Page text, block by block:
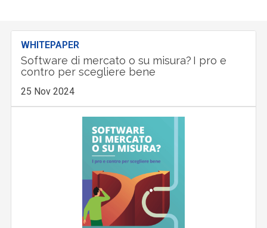
WHITEPAPER
Software di mercato o su misura? I pro e
contro per scegliere bene
25 Nov 2024